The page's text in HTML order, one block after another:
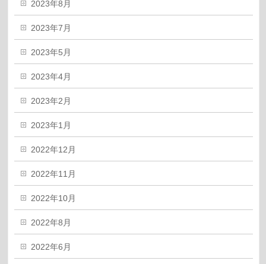
2023年8月
2023年7月
2023年5月
2023年4月
2023年2月
2023年1月
2022年12月
2022年11月
2022年10月
2022年8月
2022年6月